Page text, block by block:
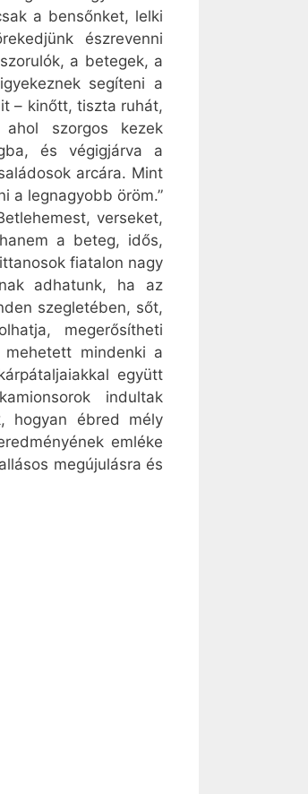
a bensőnket, lelki
észrevenni
a betegek, a
segíteni a
– kinőtt, tiszta ruhát,
szorgos kezek
és végigjárva a
arcára. Mint
a legnagyobb öröm.”
verseket,
a beteg, idős,
fiatalon nagy
adhatunk, ha az
szegletében, sőt,
megerősítheti
mehetett mindenki a
együtt
indultak
hogyan ébred mély
emléke
megújulásra és